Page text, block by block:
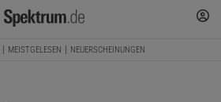
MEISTGELESEN NEUERSCHEINUNGEN